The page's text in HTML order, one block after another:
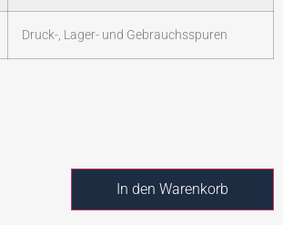
Druck-, Lager- und Gebrauchsspuren
In den Warenkorb